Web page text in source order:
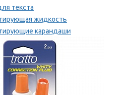
текста
жидкость
карандаши
ленты